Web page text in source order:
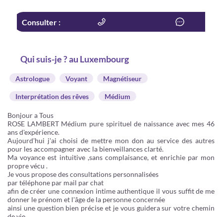
Consulter :
Qui suis-je ? au Luxembourg
Astrologue Voyant Magnétiseur
Interprétation des rêves Médium
Bonjour a Tous
ROSE LAMBERT Médium pure spirituel de naissance avec mes 46
ans d'expérience.
Aujourd'hui j'ai choisi de mettre mon don au service des autres
pour les accompagner avec la bienveillances clarté.
Ma voyance est intuitive ,sans complaisance, et enrichie par mon
propre vécu .
Je vous propose des consultations personnalisées
par téléphone par mail par chat
afin de créer une connexion intime authentique il vous suffit de me
donner le prénom et l'âge de la personne concernée
ainsi une question bien précise et je vous guidera sur votre chemin